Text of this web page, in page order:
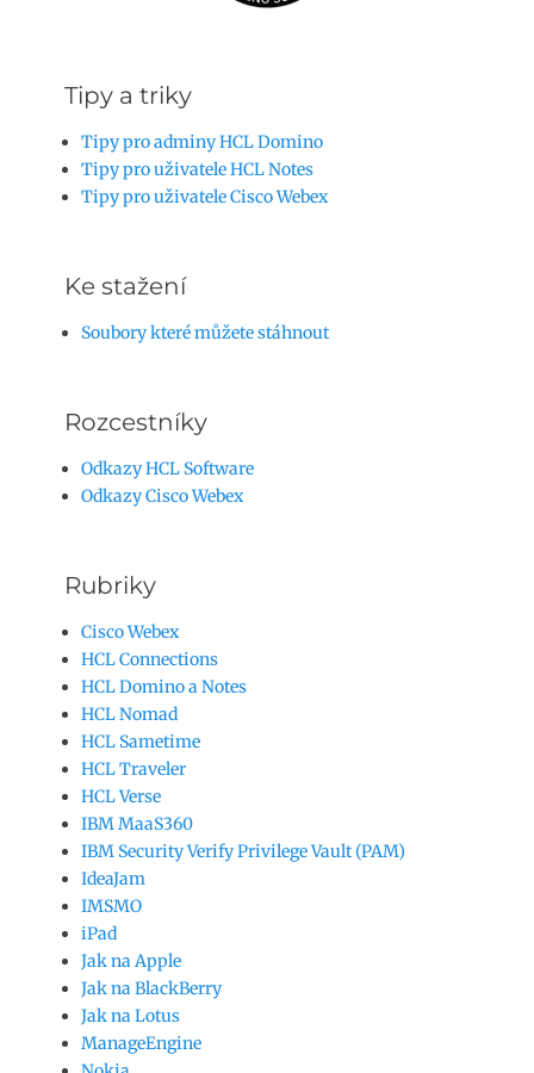
Tipy a triky
Tipy pro adminy HCL Domino
Tipy pro uživatele HCL Notes
Tipy pro uživatele Cisco Webex
Ke stažení
Soubory které můžete stáhnout
Rozcestníky
Odkazy HCL Software
Odkazy Cisco Webex
Rubriky
Cisco Webex
HCL Connections
HCL Domino a Notes
HCL Nomad
HCL Sametime
HCL Traveler
HCL Verse
IBM MaaS360
IBM Security Verify Privilege Vault (PAM)
IdeaJam
IMSMO
iPad
Jak na Apple
Jak na BlackBerry
Jak na Lotus
ManageEngine